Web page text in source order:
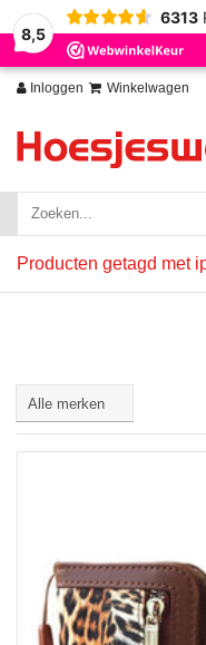
8,5
6313
Inloggen Winkelwagen
Producten getagd met
Wij slaan cookies op om onze
Nee